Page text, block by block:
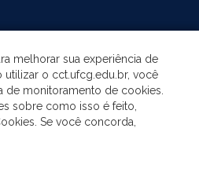
melhorar sua experiência de
utilizar o cct.ufcg.edu.br, você
monitoramento de cookies.
sobre como isso é feito,
Se você concorda,